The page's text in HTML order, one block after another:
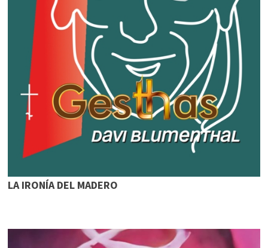
LA IRONÍA DEL MADERO